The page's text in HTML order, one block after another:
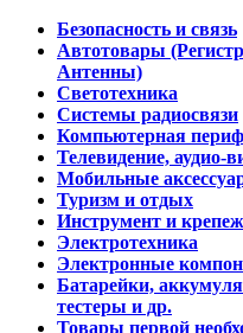
Безопасность и связь
Автотовары
Антенны)
Светотехника
Системы радиосвязи
Компьютерная
Телевидение, аудио-
Мобильные
Туризм и отдых
Инструмент и крепеж
Электротехника
Электронные
Батарейки,
тестеры и др.
Товары первой